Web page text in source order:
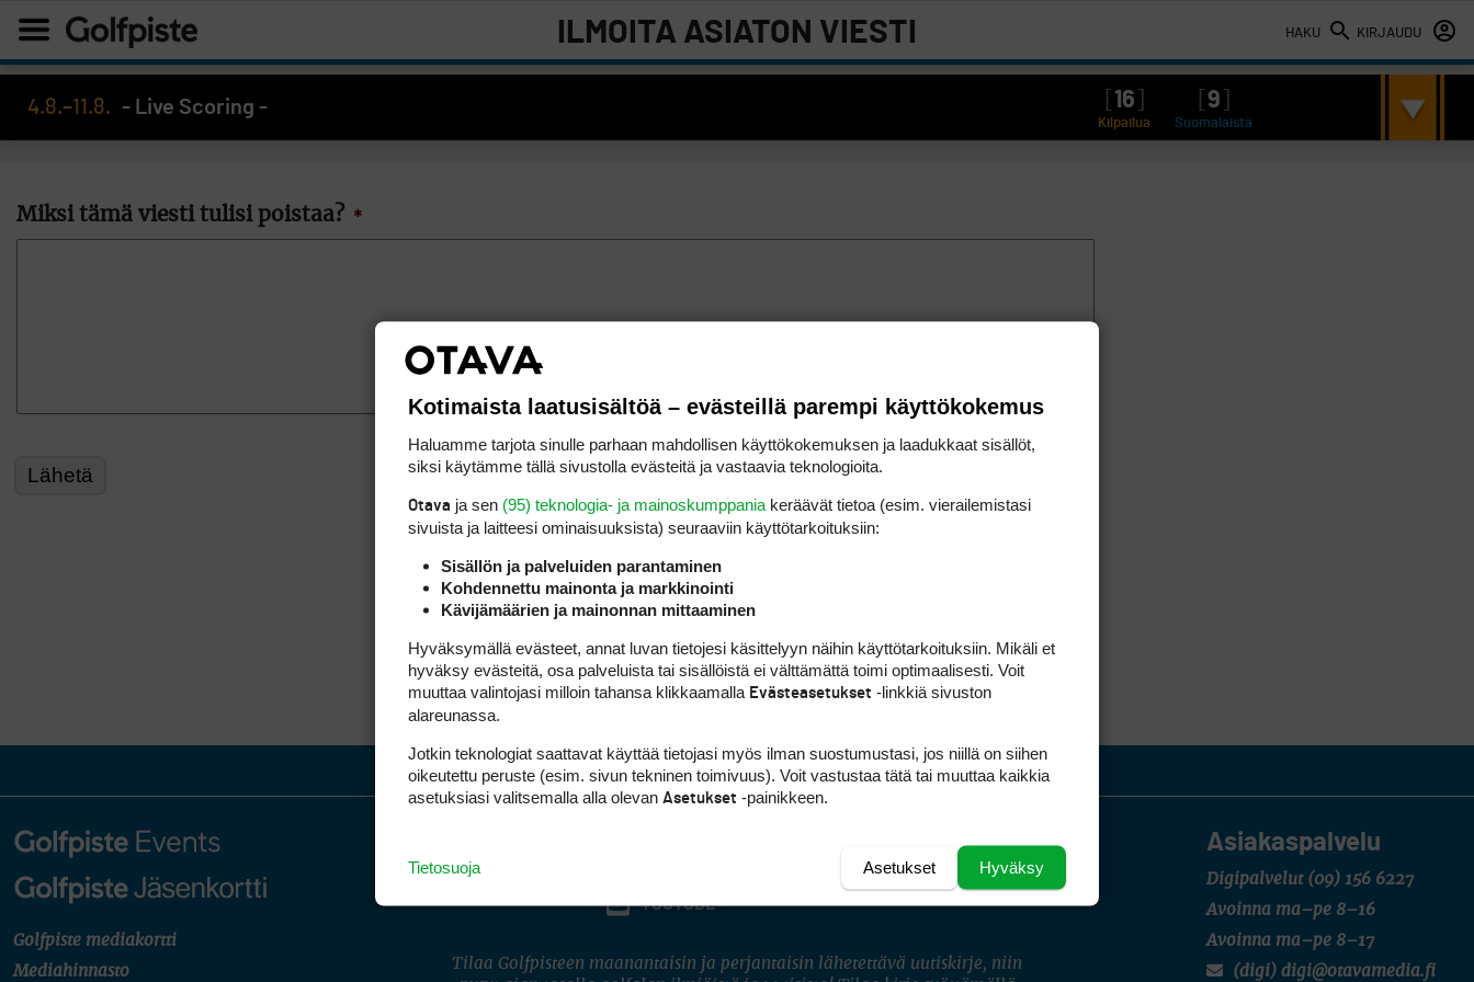
HAKU KIRJAUDU
ILMOITA ASIATON VIESTI
4.8.–11.8. - Live Scoring - 16 9
Kilpailua Suomalaista
Miksi tämä viesti tulisi poistaa? *
Golfpiste mediakortti
Mediahinnasto
Asiakaspalvelu
Digipalvelut (09) 156 6227
Avoinna ma–pe 8–16
Avoinna ma–pe 8–17
(digi) digi@otavamedia.fi
INSTAGRAM
YOUTUBE
Tilaa Golfpisteen maanantaisin ja perjantaisin lähetettävä uutiskirje, niin
Kotimaista laatusisältöä – evästeillä parempi käyttökokemus
Haluamme tarjota sinulle parhaan mahdollisen käyttökokemuksen ja laadukkaat sisällöt,
siksi käytämme tällä sivustolla evästeitä ja vastaavia teknologioita.
Otava ja sen (95) teknologia- ja mainoskumppania keräävät tietoa (esim. vierailemis­tasi
sivuista ja laitteesi ominaisuuk­sista) seuraaviin käyttötarkoituksiin:
Sisällön ja palveluiden parantaminen
Kohdennettu mainonta ja markkinointi
Kävijämäärien ja mainonnan mittaaminen
Hyväksymällä evästeet, annat luvan tietojesi käsittelyyn näihin käyttötarkoituksiin. Mikäli et
hyväksy evästeitä, osa palveluista tai sisällöistä ei välttämättä toimi optimaalisesti. Voit
muuttaa valintojasi milloin tahansa klikkaamalla Evästeasetukset -linkkiä sivuston
alareunassa.
Jotkin teknologiat saattavat käyttää tietojasi myös ilman suostumustasi, jos niillä on siihen
oikeutettu peruste (esim. sivun tekninen toimivuus). Voit vastustaa tätä tai muuttaa kaikkia
asetuksiasi valitsemalla alla olevan Asetukset -painikkeen.
Hyväksy
Asetukset
Tietosuoja